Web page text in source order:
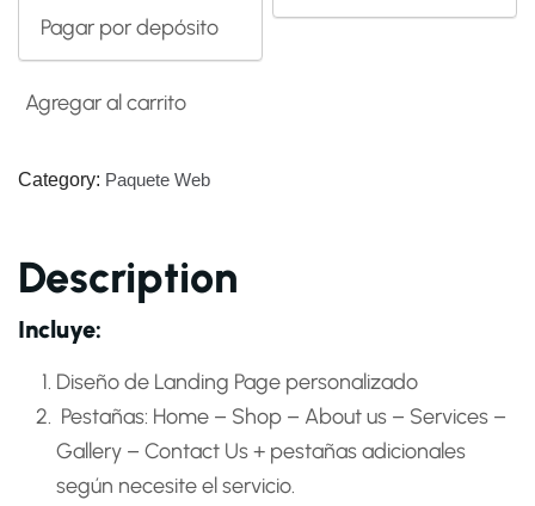
your
payment
option
Pagar por depósito
Agregar al carrito
Category: Paquete Web
Description
Incluye:
Diseño de Landing Page personalizado
Pestañas: Home – Shop – About us – Services –
Gallery – Contact Us + pestañas adicionales
según necesite el servicio.